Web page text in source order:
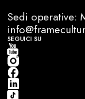
Sedi operative:
SEGUICI SU